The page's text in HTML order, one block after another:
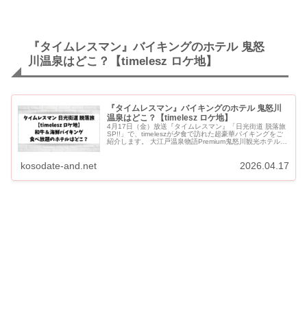
『タイムレスマン』バイキングのホテル 鬼怒
川温泉はどこ？【timelesz ロケ地】
『タイムレスマン』バイキングのホテル 鬼怒川
温泉はどこ？【timelesz ロケ地】
4月17日（金）放送『タイムレスマン』「日光街道 脱落旅
SP!!」で、timeleszが夕食で訪れた超豪華バイキングをご
紹介します。 大江戸温泉物語Premium鬼怒川観光ホテルの
kosodate-and.net 2026.04.17